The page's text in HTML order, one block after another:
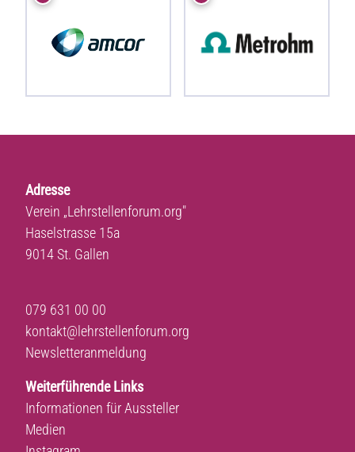
Adresse
Verein „Lehrstellenforum.org"
Haselstrasse 15a
9014 St. Gallen
079 631 00 00
kontakt@lehrstellenforum.org
Newsletteranmeldung
Weiterführende Links
Informationen für Aussteller
Medien